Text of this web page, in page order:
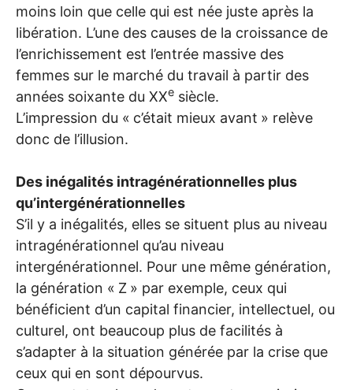
moins loin que celle qui est née juste après la
libération. L’une des causes de la croissance de
l’enrichissement est l’entrée massive des
femmes sur le marché du travail à partir des
années soixante du XXe siècle.
L’impression du « c’était mieux avant » relève
donc de l’illusion.
Des inégalités intragénérationnelles plus
qu’intergénérationnelles
S’il y a inégalités, elles se situent plus au niveau
intragénérationnel qu’au niveau
intergénérationnel. Pour une même génération,
la génération « Z » par exemple, ceux qui
bénéficient d’un capital financier, intellectuel, ou
culturel, ont beaucoup plus de facilités à
s’adapter à la situation générée par la crise que
ceux qui en sont dépourvus.